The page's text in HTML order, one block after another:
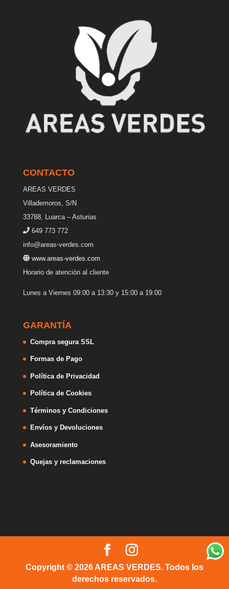
CONTACTO
AREAS VERDES
Villademoros, S/N
33788, Luarca – Asturias
649 773 772
info@areas-verdes.com
www.areas-verdes.com
Horario de atención al cliente
Lunes a Viernes 09:00 a 13:30 y 15:00 a 19:00
GARANTÍA
Compra segura SSL
Formas de Pago
Política de Privacidad
Política de Cookies
Términos y Condiciones
Envíos y Devoluciones
Asesoramiento
Quejas y reclamaciones
Copyright © 2026 AREAS VERDES. Todos los
derechos reservados.